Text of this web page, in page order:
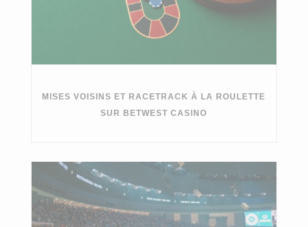
MISES VOISINS ET RACETRACK À LA ROULETTE
SUR BETWEST CASINO